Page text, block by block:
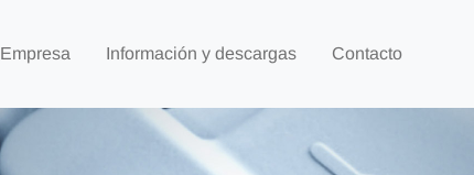
Empresa Información y descargas Contacto